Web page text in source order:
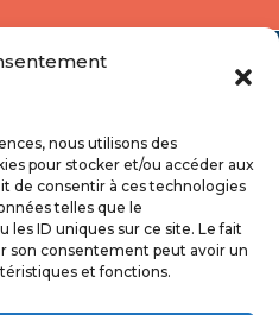
nous utilisons des
pour stocker et/ou accéder aux
de consentir à ces technologies
telles que le
ID uniques sur ce site. Le fait
son consentement peut avoir un
et fonctions.